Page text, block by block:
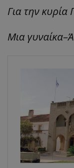
Για την κυρία
Μια γυναίκα–